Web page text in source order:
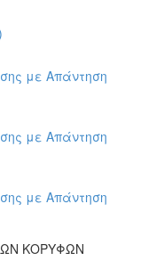
με Απάντηση
με Απάντηση
με Απάντηση
ΚΟΡΥΦΩΝ